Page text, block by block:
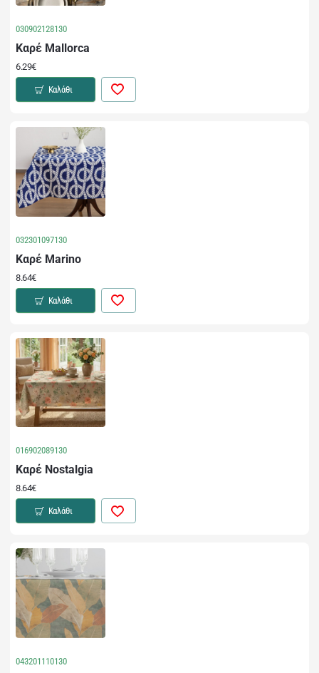
030902128130
Καρέ Mallorca
6.29€
Καλάθι
032301097130
Καρέ Marino
8.64€
Καλάθι
016902089130
Καρέ Nostalgia
8.64€
Καλάθι
043201110130